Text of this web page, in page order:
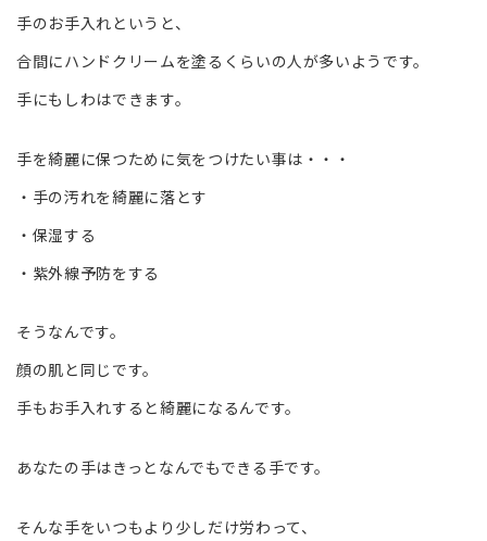
手のお手入れというと、
合間にハンドクリームを塗るくらいの人が多いようです。
手にもしわはできます。
手を綺麗に保つために気をつけたい事は・・・
・手の汚れを綺麗に落とす
・保湿する
・紫外線予防をする
そうなんです。
顔の肌と同じです。
手もお手入れすると綺麗になるんです。
あなたの手はきっとなんでもできる手です。
そんな手をいつもより少しだけ労わって、